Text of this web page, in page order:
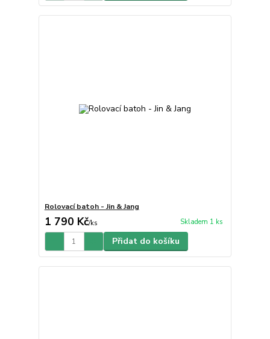
Rolovací batoh - Jin & Jang
1 790 Kč/ks Skladem 1 ks
Přidat do košíku